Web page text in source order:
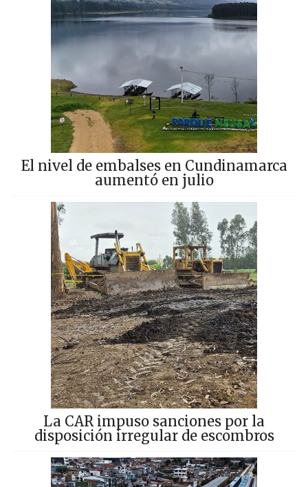
El nivel de embalses en Cundinamarca
aumentó en julio
La CAR impuso sanciones por la
disposición irregular de escombros